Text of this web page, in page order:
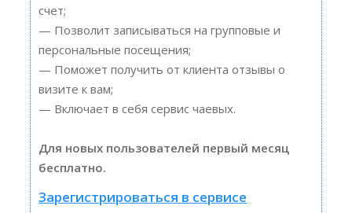
счет;
— Позволит записываться на групповые и
персональные посещения;
— Поможет получить от клиента отзывы о
визите к вам;
— Включает в себя сервис чаевых.
Для новых пользователей первый месяц
бесплатно.
Зарегистрироваться в сервисе